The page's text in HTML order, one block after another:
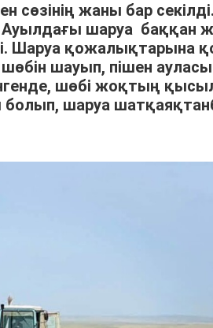
сөзінің жаны бар
шаруа баққан
Шаруа қожалықтарына
шауып, пішен
шөбі жоқтың
шаруа